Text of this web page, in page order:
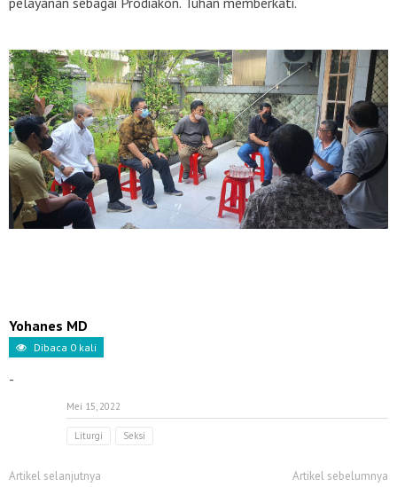
Yohanes MD
Dibaca 0 kali
-
Mei 15, 2022
Liturgi Seksi
Artikel selanjutnya Artikel sebelumnya